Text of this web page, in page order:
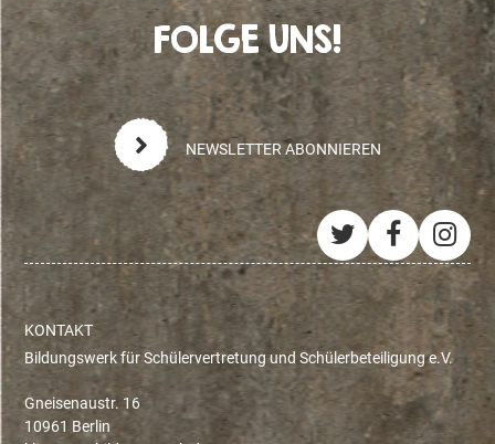
FOLGE UNS!
NEWSLETTER ABONNIEREN
Twitter
KONTAKT
Bildungswerk für Schülervertretung und Schülerbeteiligung e.V.
Gneisenaustr. 16
10961 Berlin